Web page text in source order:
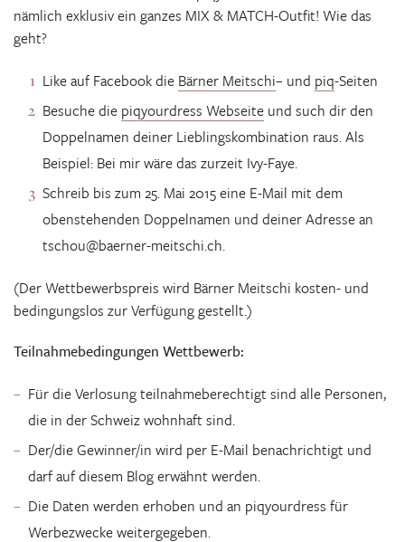
nämlich exklusiv ein ganzes MIX & MATCH-Outfit! Wie das
geht?
Like auf Facebook die Bärner Meitschi– und piq-Seiten
Besuche die piqyourdress Webseite und such dir den
Doppelnamen deiner Lieblingskombination raus. Als
Beispiel: Bei mir wäre das zurzeit Ivy-Faye.
Schreib bis zum 25. Mai 2015 eine E-Mail mit dem
obenstehenden Doppelnamen und deiner Adresse an
tschou@baerner-meitschi.ch.
(Der Wettbewerbspreis wird Bärner Meitschi kosten- und
bedingungslos zur Verfügung gestellt.)
Teilnahmebedingungen Wettbewerb:
Für die Verlosung teilnahmeberechtigt sind alle Personen,
die in der Schweiz wohnhaft sind.
Der/die Gewinner/in wird per E-Mail benachrichtigt und
darf auf diesem Blog erwähnt werden.
Die Daten werden erhoben und an piqyourdress für
Werbezwecke weitergegeben.